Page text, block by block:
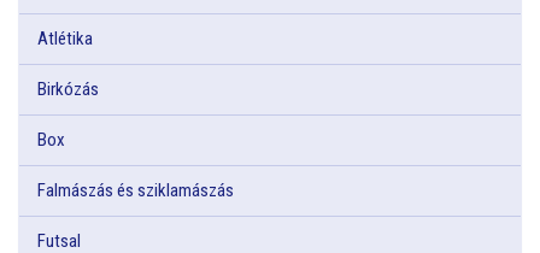
Atlétika
Birkózás
Box
Falmászás és sziklamászás
Futsal